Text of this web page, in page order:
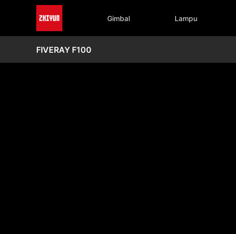
Gimbal Lampu
FIVERAY F100